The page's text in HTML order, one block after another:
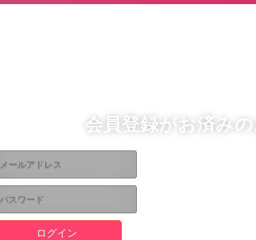
会員登録がお済み